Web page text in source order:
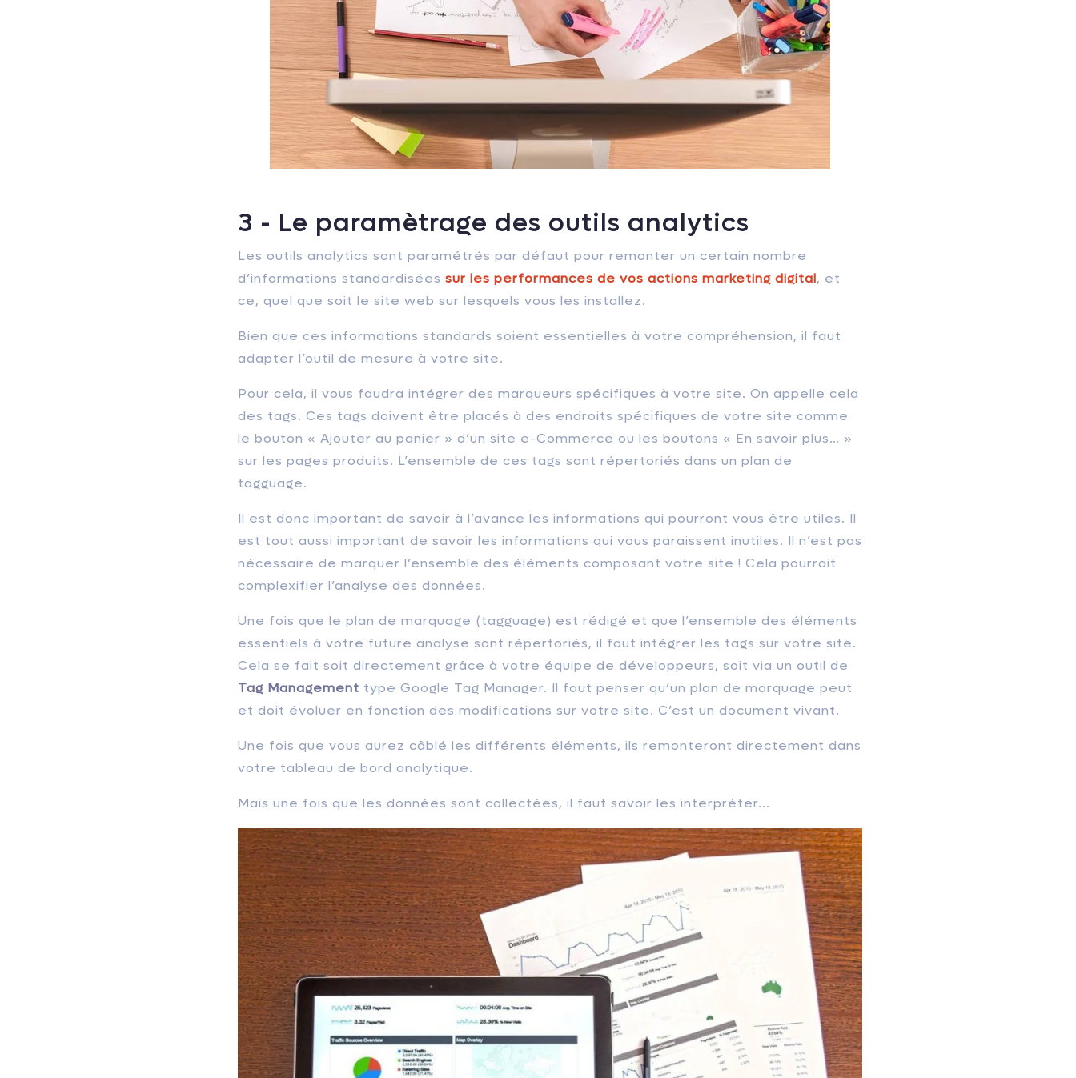
3 - Le paramètrage des outils analytics
Les outils analytics sont paramétrés par défaut pour remonter un certain nombre
d’informations standardisées sur les performances de vos actions marketing digital, et
ce, quel que soit le site web sur lesquels vous les installez.
Bien que ces informations standards soient essentielles à votre compréhension, il faut
adapter l’outil de mesure à votre site.
Pour cela, il vous faudra intégrer des marqueurs spécifiques à votre site. On appelle cela
des tags. Ces tags doivent être placés à des endroits spécifiques de votre site comme
le bouton « Ajouter au panier » d’un site e-Commerce ou les boutons « En savoir plus… »
sur les pages produits. L’ensemble de ces tags sont répertoriés dans un plan de
tagguage.
Il est donc important de savoir à l’avance les informations qui pourront vous être utiles. Il
est tout aussi important de savoir les informations qui vous paraissent inutiles. Il n’est pas
nécessaire de marquer l’ensemble des éléments composant votre site ! Cela pourrait
complexifier l’analyse des données.
Une fois que le plan de marquage (tagguage) est rédigé et que l’ensemble des éléments
essentiels à votre future analyse sont répertoriés, il faut intégrer les tags sur votre site.
Cela se fait soit directement grâce à votre équipe de développeurs, soit via un outil de
Tag Management type Google Tag Manager. Il faut penser qu’un plan de marquage peut
et doit évoluer en fonction des modifications sur votre site. C’est un document vivant.
Une fois que vous aurez câblé les différents éléments, ils remonteront directement dans
votre tableau de bord analytique.
Mais une fois que les données sont collectées, il faut savoir les interpréter...